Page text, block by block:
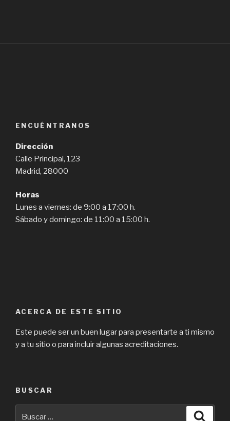
ENCUÉNTRANOS
Dirección
Calle Principal, 123
Madrid, 28000
Horas
Lunes a viernes: de 9:00 a 17:00 h.
Sábado y domingo: de 11:00 a 15:00 h.
ACERCA DE ESTE SITIO
Este puede ser un buen lugar para presentarte a ti mismo
y a tu sitio o para incluir algunas acreditaciones.
BUSCAR